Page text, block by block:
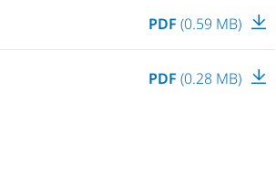
PDF (0.59 MB)
PDF (0.28 MB)